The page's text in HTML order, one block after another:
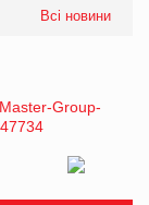
Всі новини